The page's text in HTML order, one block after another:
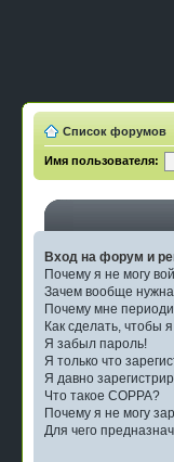
Список форумов
Имя пользователя:
Вход на форум и
Почему я не могу
Зачем вообще
Почему мне
Как сделать, чтобы
Я забыл пароль!
Я только что
Я давно
Что такое COPPA?
Почему я не могу
Для чего